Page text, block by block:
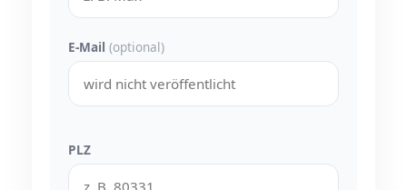
E-Mail (optional)
PLZ